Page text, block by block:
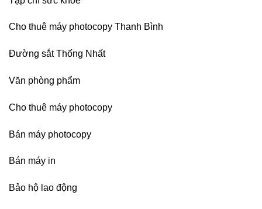
Cho thuê máy photocopy Thanh Bình
Đường sắt Thống Nhất
Văn phòng phẩm
Cho thuê máy photocopy
Bán máy photocopy
Bán máy in
Bảo hộ lao động